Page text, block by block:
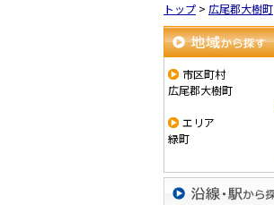
トップ > 広尾郡大樹町
地域から探す
市区町村
広尾郡大樹町
エリア
緑町